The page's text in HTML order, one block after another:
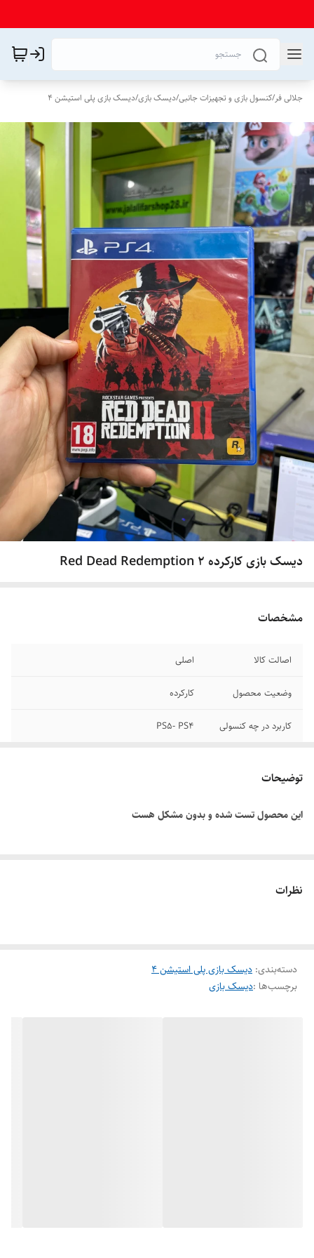
جلالی فر/کنسول بازی و تجهیزات جانبی/دیسک بازی/دیسک بازی پلی استیشن 4
دیسک بازی کارکرده Red Dead Redemption 2
مشخصات
اصالت کالا اصلی
وضعیت محصول کارکرده
کاربرد در چه کنسولی PS5- PS4
توضیحات
این محصول تست شده و بدون مشکل هست
نظرات
دسته‌بندی: دیسک بازی پلی استیشن 4
برچسب‌ها :دیسک بازی